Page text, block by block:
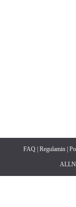
FAQ| Regulamin|